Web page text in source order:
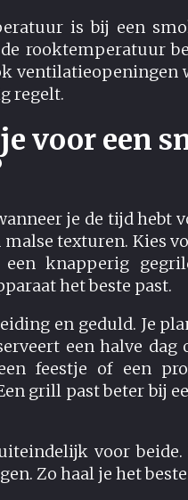
is bij een
rooktemperatuur
ventilatieopeningen
regelt.
voor een
je de tijd hebt
texturen. Kies
knapperig
het beste past.
en geduld. Je
een halve
feestje of een
grill past beter bij
voor beide.
Zo haal je het